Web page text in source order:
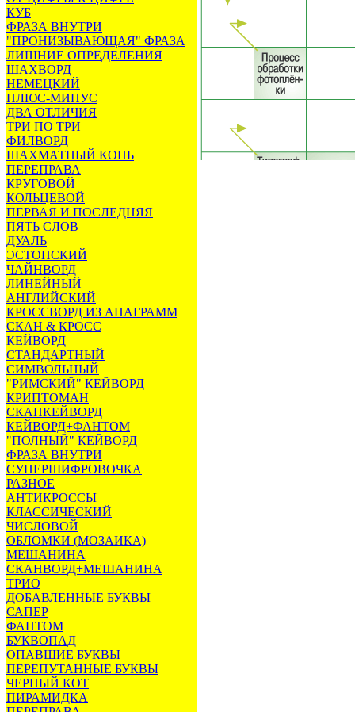
КУБ
ФРАЗА ВНУТРИ
"ПРОНИЗЫВАЮЩАЯ" ФРАЗА
ЛИШНИЕ ОПРЕДЕЛЕНИЯ
ШАХВОРД
НЕМЕЦКИЙ
ПЛЮС-МИНУС
ДВА ОТЛИЧИЯ
ТРИ ПО ТРИ
ФИЛВОРД
ШАХМАТНЫЙ КОНЬ
ПЕРЕПРАВА
КРУГОВОЙ
КОЛЬЦЕВОЙ
ПЕРВАЯ И ПОСЛЕДНЯЯ
ПЯТЬ СЛОВ
ДУАЛЬ
ЭСТОНСКИЙ
ЧАЙНВОРД
ЛИНЕЙНЫЙ
АНГЛИЙСКИЙ
КРОССВОРД ИЗ АНАГРАММ
СКАН & КРОСС
КЕЙВОРД
СТАНДАРТНЫЙ
СИМВОЛЬНЫЙ
"РИМСКИЙ" КЕЙВОРД
КРИПТОМАН
СКАНКЕЙВОРД
КЕЙВОРД+ФАНТОМ
"ПОЛНЫЙ" КЕЙВОРД
ФРАЗА ВНУТРИ
СУПЕРШИФРОВОЧКА
РАЗНОЕ
АНТИКРОССЫ
КЛАССИЧЕСКИЙ
ЧИСЛОВОЙ
ОБЛОМКИ (МОЗАИКА)
МЕШАНИНА
СКАНВОРД+МЕШАНИНА
ТРИО
ДОБАВЛЕННЫЕ БУКВЫ
САПЕР
ФАНТОМ
БУКВОПАД
ОПАВШИЕ БУКВЫ
ПЕРЕПУТАННЫЕ БУКВЫ
ЧЕРНЫЙ КОТ
ПИРАМИДКА